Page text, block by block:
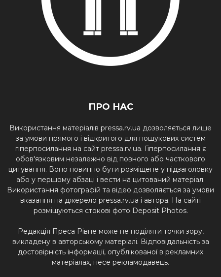
ПРО НАС
Використання матеріалів pressa.rv.ua дозволяється лише
за умови прямого і відкритого для пошукових систем
гіперпосилання на сайт pressa.rv.ua. Гіперпосилання є
обов'язковим незалежно від повного або часткового
цитування. Воно повинно бути розміщене у підзаголовку
або у першому абзаці і вести на цитований матеріал.
Використання фотографій та відео дозволяється за умови
вказання на джерело pressa.rv.ua і автора. На сайті
розміщуються стокові фото Deposit Photos.
Редакція Преса Рівне може не поділяти точки зору,
викладену в авторському матеріалі. Відповідальність за
достовірність інформації, опублікованої в рекламних
матеріалах, несе рекламодавець.